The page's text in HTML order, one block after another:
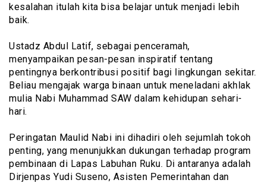
kesalahan itulah kita bisa belajar untuk menjadi lebih
baik.
‎Ustadz Abdul Latif, sebagai penceramah,
menyampaikan pesan-pesan inspiratif tentang
pentingnya berkontribusi positif bagi lingkungan sekitar.
Beliau mengajak warga binaan untuk meneladani akhlak
mulia Nabi Muhammad SAW dalam kehidupan sehari-
hari.
‎Peringatan Maulid Nabi ini dihadiri oleh sejumlah tokoh
penting, yang menunjukkan dukungan terhadap program
pembinaan di Lapas Labuhan Ruku. Di antaranya adalah
Dirjenpas Yudi Suseno, Asisten Pemerintahan dan